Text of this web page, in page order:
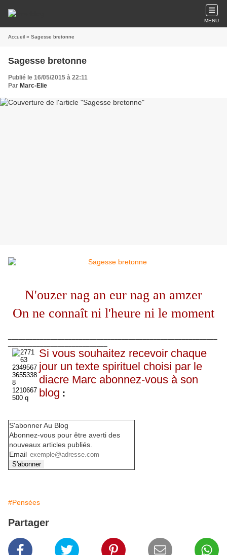
MENU
Accueil » Sagesse bretonne
Sagesse bretonne
Publié le 16/05/2015 à 22:11
Par Marc-Elie
N'ouzer nag an eur nag an amzer
On ne connaît ni l'heure ni le moment
Si vous souhaitez recevoir chaque
jour un texte spirituel choisi par le
diacre Marc abonnez-vous à son
blog :
S'abonner Au Blog
Abonnez-vous pour être averti des
nouveaux articles publiés.
Email
#Pensées
Partager